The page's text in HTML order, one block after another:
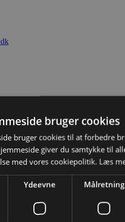
bruger cookies
bruger cookies til at forbedre
giver du samtykke til
med vores cookiepolitik. Læs
Ydeevne Målretning